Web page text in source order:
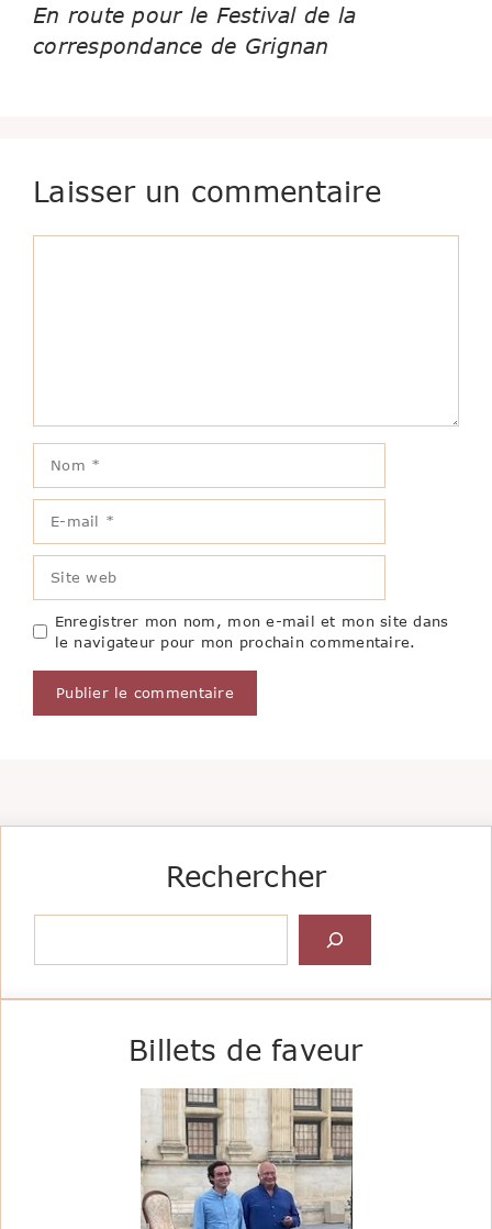
En route pour le Festival de la
correspondance de Grignan
Laisser un commentaire
mail
web
Enregistrer mon nom, mon e-mail et mon site dans
le navigateur pour mon prochain commentaire.
Rechercher
Billets de faveur